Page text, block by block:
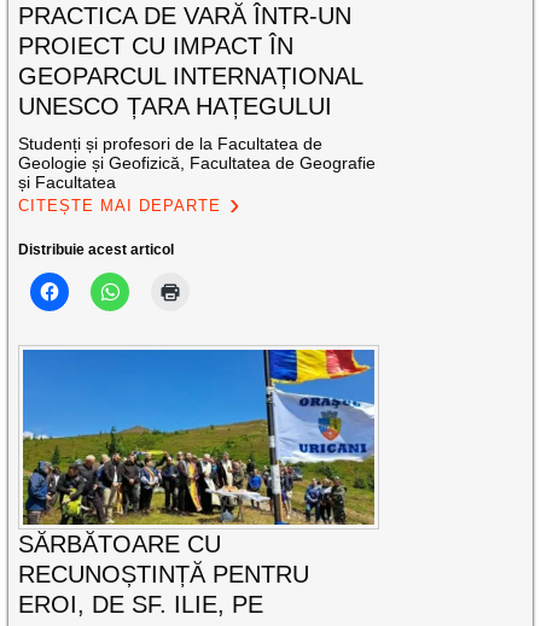
PRACTICA DE VARĂ ÎNTR-UN
PROIECT CU IMPACT ÎN
GEOPARCUL INTERNAȚIONAL
UNESCO ȚARA HAȚEGULUI
Studenți și profesori de la Facultatea de
Geologie și Geofizică, Facultatea de Geografie
și Facultatea
CITEȘTE MAI DEPARTE
Distribuie acest articol
SĂRBĂTOARE CU
RECUNOȘTINȚĂ PENTRU
EROI, DE SF. ILIE, PE